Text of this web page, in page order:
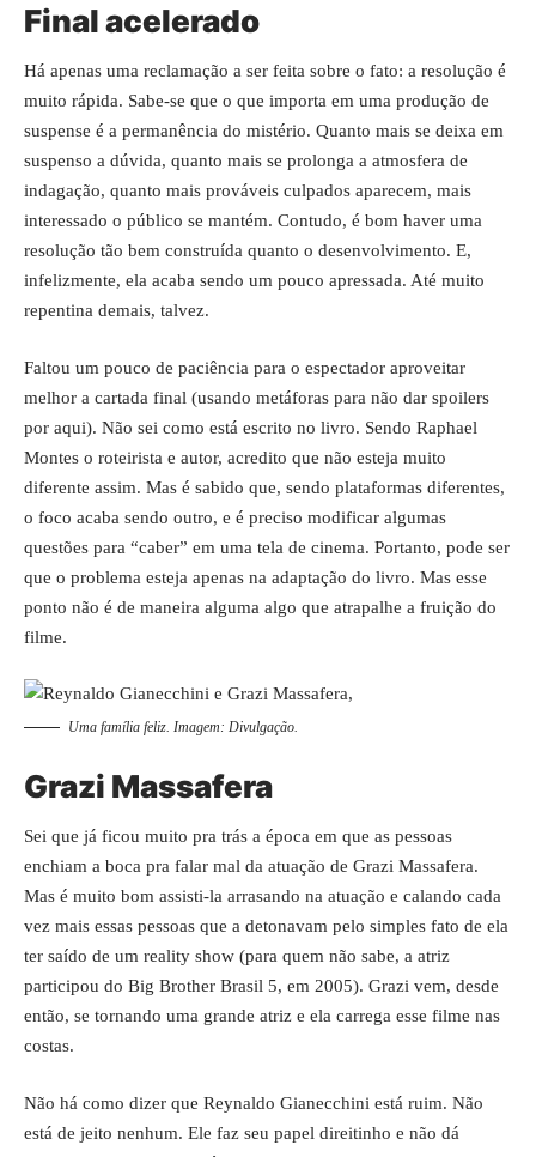
Final acelerado
Há apenas uma reclamação a ser feita sobre o fato: a resolução é
muito rápida. Sabe-se que o que importa em uma produção de
suspense é a permanência do mistério. Quanto mais se deixa em
suspenso a dúvida, quanto mais se prolonga a atmosfera de
indagação, quanto mais prováveis culpados aparecem, mais
interessado o público se mantém. Contudo, é bom haver uma
resolução tão bem construída quanto o desenvolvimento. E,
infelizmente, ela acaba sendo um pouco apressada. Até muito
repentina demais, talvez.
Faltou um pouco de paciência para o espectador aproveitar
melhor a cartada final (usando metáforas para não dar spoilers
por aqui). Não sei como está escrito no livro. Sendo Raphael
Montes o roteirista e autor, acredito que não esteja muito
diferente assim. Mas é sabido que, sendo plataformas diferentes,
o foco acaba sendo outro, e é preciso modificar algumas
questões para “caber” em uma tela de cinema. Portanto, pode ser
que o problema esteja apenas na adaptação do livro. Mas esse
ponto não é de maneira alguma algo que atrapalhe a fruição do
filme.
Uma família feliz. Imagem: Divulgação.
Grazi Massafera
Sei que já ficou muito pra trás a época em que as pessoas
enchiam a boca pra falar mal da atuação de Grazi Massafera.
Mas é muito bom assisti-la arrasando na atuação e calando cada
vez mais essas pessoas que a detonavam pelo simples fato de ela
ter saído de um reality show (para quem não sabe, a atriz
participou do Big Brother Brasil 5, em 2005). Grazi vem, desde
então, se tornando uma grande atriz e ela carrega esse filme nas
costas.
Não há como dizer que Reynaldo Gianecchini está ruim. Não
está de jeito nenhum. Ele faz seu papel direitinho e não dá